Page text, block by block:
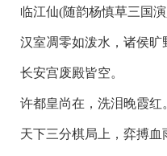
临江仙(随韵杨慎草三国演
汉室凋零如泼水，诸侯旷
长安宫废殿皆空。
许都皇尚在，洗泪晚霞红。
天下三分棋局上，弈搏血